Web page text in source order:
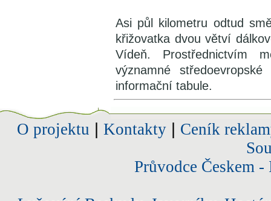
Asi půl kilometru odtud
křižovatka dvou větví
Vídeň. Prostřednictvím
významné
informační tabule.
O projektu Kontakty| Ceník
Průvodce Českem